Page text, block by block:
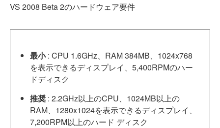
VS 2008 Beta 2のハードウェア要件
最小: CPU 1.6GHz、RAM 384MB、1024x768
を表示できるディスプレイ、5,400RPMのハー
ドディスク
推奨 : 2.2GHz以上のCPU、1024MB以上の
RAM、1280x1024を表示できるディスプレイ、
7,200RPM以上のハード ディスク